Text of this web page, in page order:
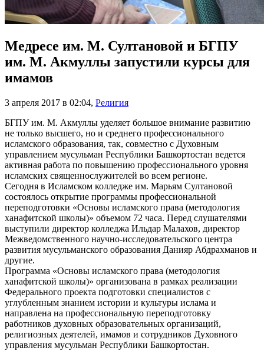
Медресе им. М. Султановой и БГПУ
им. М. Акмуллы запустили курсы для
имамов
3 апреля 2017 в 02:04, Религия
БГПУ им. М. Акмуллы уделяет большое внимание развитию
не только высшего, но и среднего профессионального
исламского образования, так, совместно с Духовным
управлением мусульман Республики Башкортостан ведется
активная работа по повышению профессионального уровня
исламских священнослужителей во всем регионе.
Сегодня в Исламском колледже им. Марьям Султановой
состоялось открытие программы профессиональной
переподготовки «Основы исламского права (методология
ханафитской школы)» объемом 72 часа. Перед слушателями
выступили директор колледжа Ильдар Малахов, директор
Межведомственного научно-исследовательского центра
развития мусульманского образования Данияр Абдрахманов и
другие.
Программа «Основы исламского права (методология
ханафитской школы)» организована в рамках реализации
Федерального проекта подготовки специалистов с
углубленным знанием истории и культуры ислама и
направлена на профессиональную переподготовку
работников духовных образовательных организаций,
религиозных деятелей, имамов и сотрудников Духовного
управления мусульман Республики Башкортостан.